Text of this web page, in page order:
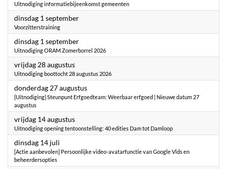
Uitnodiging informatiebijeenkomst gemeenten
dinsdag 1 september2026
Voorzitterstraining
dinsdag 1 september2026
Uitnodiging ORAM Zomerborrel 2026
vrijdag 28 augustus2026
Uitnodiging boottocht 28 augustus 2026
donderdag 27 augustus2026
{Uitnodiging} Steunpunt Erfgoedteam: Weerbaar erfgoed | Nieuwe datum 27
augustus
vrijdag 14 augustus2026
Uitnodiging opening tentoonstelling: 40 edities Dam tot Damloop
dinsdag 14 juli
[Actie aanbevolen] Persoonlijke video-avatarfunctie van Google Vids en
beheerdersopties